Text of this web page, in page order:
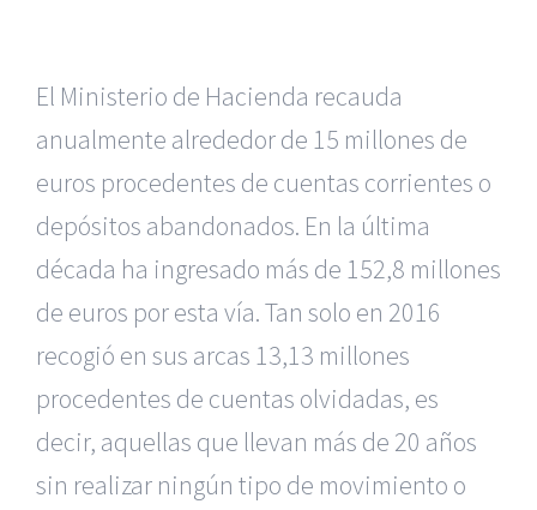
El Ministerio de Hacienda recauda
anualmente alrededor de 15 millones de
euros procedentes de cuentas corrientes o
depósitos abandonados. En la última
década ha ingresado más de 152,8 millones
de euros por esta vía. Tan solo en 2016
recogió en sus arcas 13,13 millones
procedentes de cuentas olvidadas, es
decir, aquellas que llevan más de 20 años
sin realizar ningún tipo de movimiento o